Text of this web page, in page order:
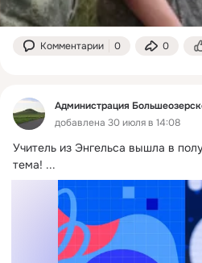
Комментарии 0 0
Администрация
добавлена 30 июля в 14:08
Учитель из Энгельса вышла в
тема! ...